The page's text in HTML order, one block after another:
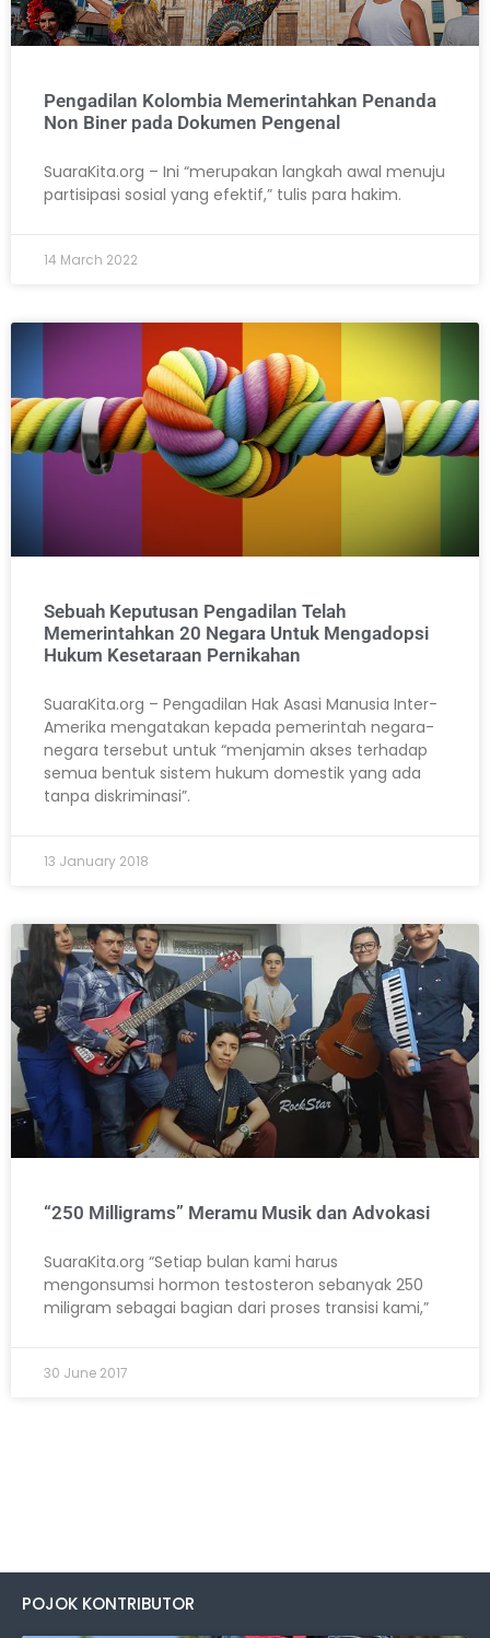
Pengadilan Kolombia Memerintahkan Penanda
Non Biner pada Dokumen Pengenal
SuaraKita.org – Ini “merupakan langkah awal menuju
partisipasi sosial yang efektif,” tulis para hakim.
14 March 2022
Sebuah Keputusan Pengadilan Telah
Memerintahkan 20 Negara Untuk Mengadopsi
Hukum Kesetaraan Pernikahan
SuaraKita.org – Pengadilan Hak Asasi Manusia Inter-
Amerika mengatakan kepada pemerintah negara-
negara tersebut untuk “menjamin akses terhadap
semua bentuk sistem hukum domestik yang ada
tanpa diskriminasi”.
13 January 2018
“250 Milligrams” Meramu Musik dan Advokasi
SuaraKita.org “Setiap bulan kami harus
mengonsumsi hormon testosteron sebanyak 250
miligram sebagai bagian dari proses transisi kami,”
30 June 2017
POJOK KONTRIBUTOR